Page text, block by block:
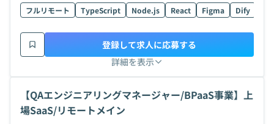
フルリモート TypeScript Node.js React Figma Dify
詳細を表示
登録して求人に応募する
【QAエンジニアリングマネージャー/BPaaS事業】上
場SaaS/リモートメイン